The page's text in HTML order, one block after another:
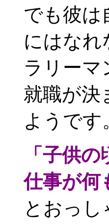
でも彼は
にはなれ
ラリーマ
就職が決
ようで
「子供
仕事が何
とおっ